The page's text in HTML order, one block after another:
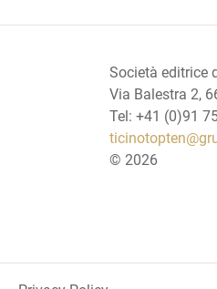
Società editrice
Via Balestra 2,
Tel: +41 (0)91
© 2026